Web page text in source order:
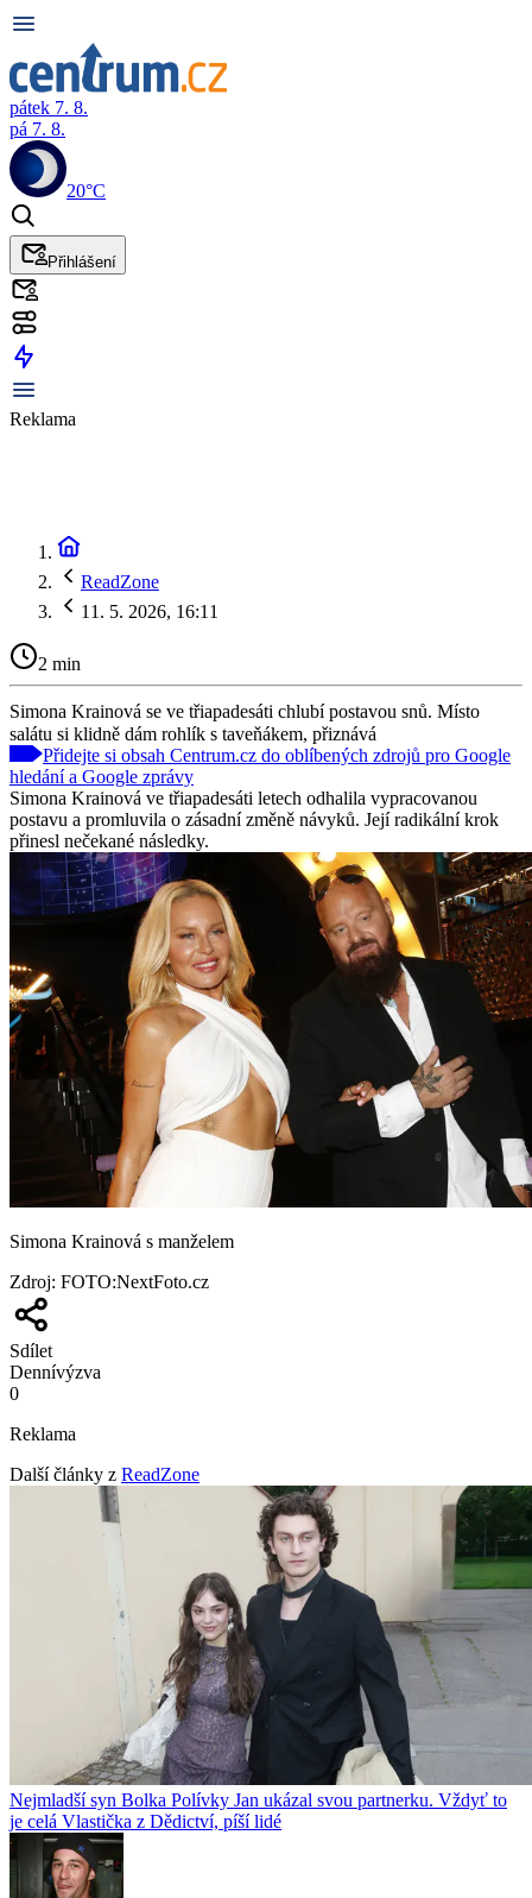
pátek 7. 8.
pá 7. 8.
20°C
Přihlášení
Reklama
ReadZone
11. 5. 2026, 16:11
2 min
Simona Krainová se ve třiapadesáti chlubí postavou snů. Místo
salátu si klidně dám rohlík s taveňákem, přiznává
Přidejte si obsah Centrum.cz do oblíbených zdrojů pro Google
hledání a Google zprávy
Simona Krainová ve třiapadesáti letech odhalila vypracovanou
postavu a promluvila o zásadní změně návyků. Její radikální krok
přinesl nečekané následky.
Simona Krainová s manželem
Zdroj: FOTO:NextFoto.cz
Sdílet
Dennívýzva
0
Reklama
Další články z ReadZone
Nejmladší syn Bolka Polívky Jan ukázal svou partnerku. Vždyť to
je celá Vlastička z Dědictví, píší lidé